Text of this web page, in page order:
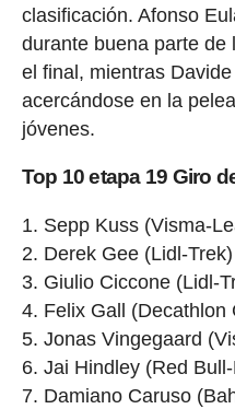
clasificación. Afonso
durante buena parte de
el final, mientras
acercándose en la
jóvenes.
Top 10 etapa 19 Giro
1. Sepp Kuss (Visma-
2. Derek Gee (Lidl-
3. Giulio Ciccone (Lidl-
4. Felix Gall (Decathlon
5. Jonas Vingegaard
6. Jai Hindley (Red
7. Damiano Caruso